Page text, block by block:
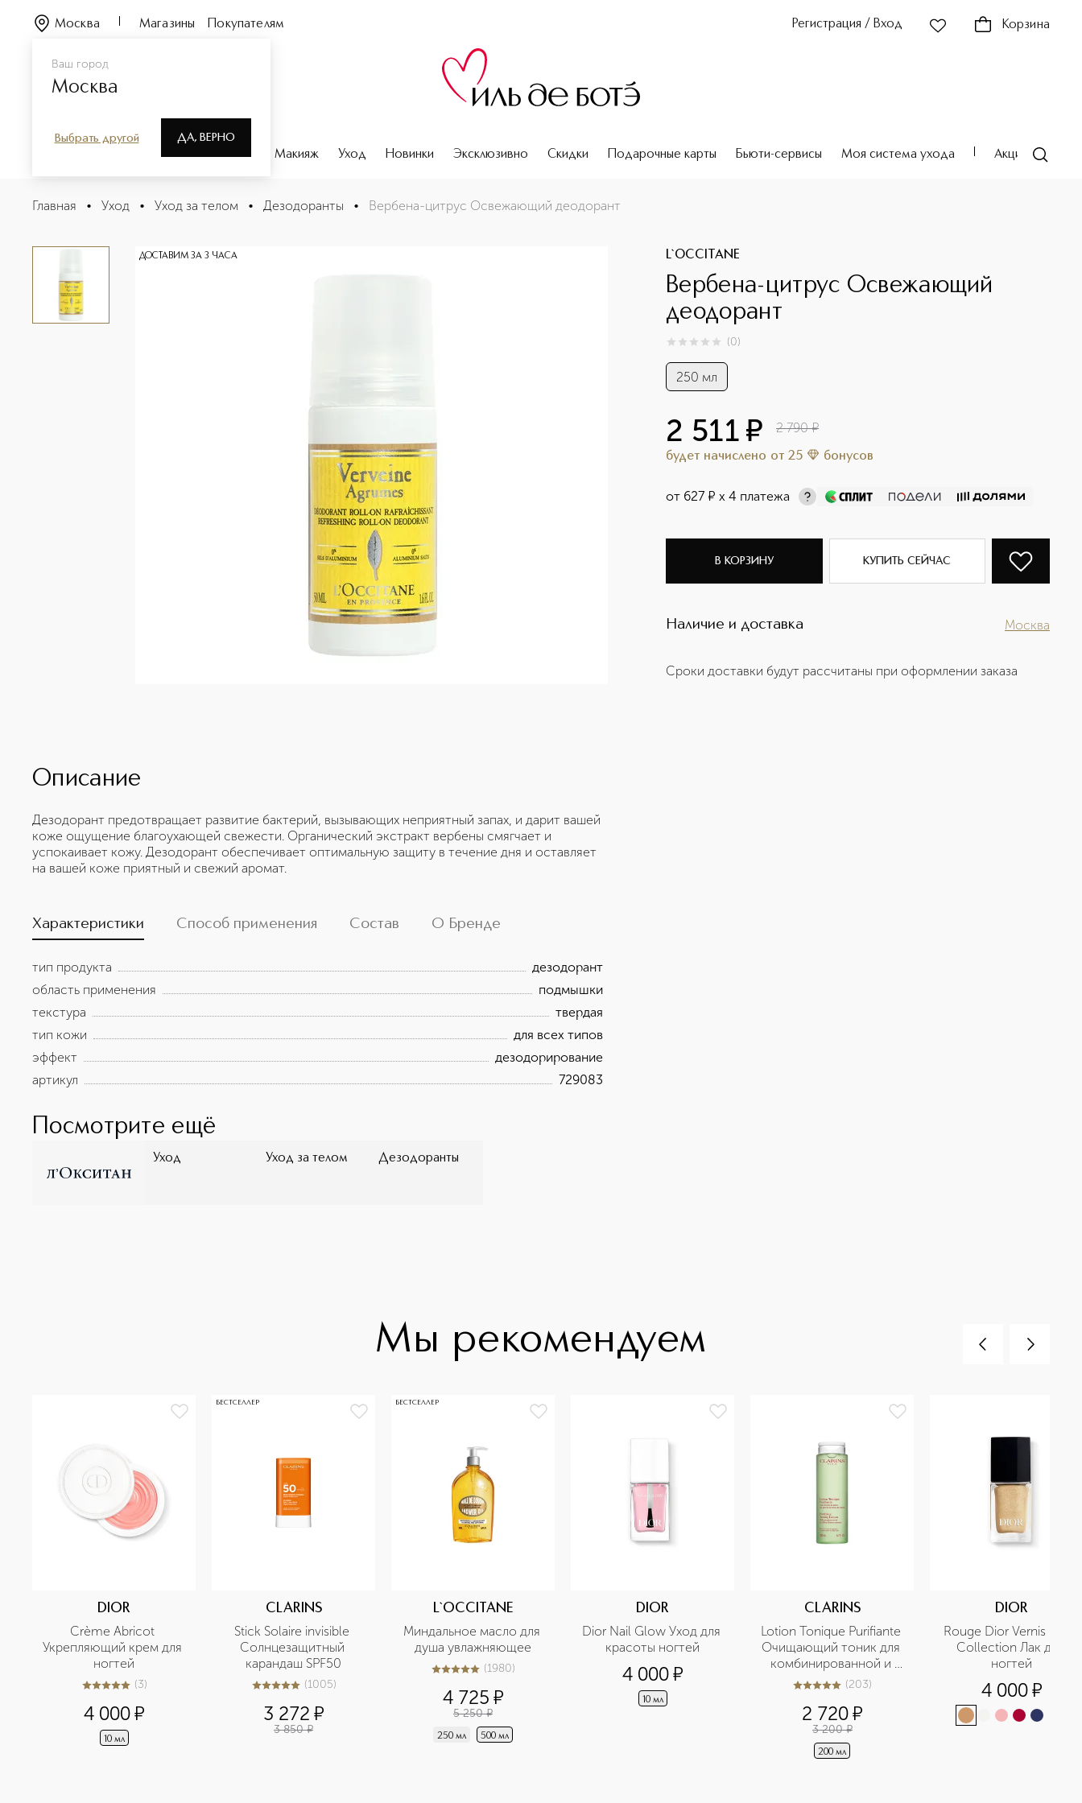
Ваш город
Москва
Выбрать другой ДА, ВЕРНО
Москва Магазины Покупателям Регистрация / Вход Корзина
Парфюмерия Макияж Уход Новинки Эксклюзивно Скидки Подарочные карты Бьюти-сервисы Моя система ухода Акции
Вербена-цитрус Освежающий деодорант
Описание
Главная • Уход • Уход за телом • Дезодоранты • Вербена-цитрус Освежающий деодорант
ДОСТАВИМ ЗА 3 ЧАСА L`OCCITANE
Вербена-цитрус Освежающий
деодорант
0из 0 (0)
250 мл
2 511 ¤ 2 790 ¤
будет начислено от 25 бонусов
от 627 ¤ х 4 платежа
В КОРЗИНУ КУПИТЬ СЕЙЧАС
Наличие и доставка Москва
Сроки доставки будут рассчитаны при оформлении заказа
Описание
Дезодорант предотвращает развитие бактерий, вызывающих неприятный запах, и дарит вашей
коже ощущение благоухающей свежести. Органический экстракт вербены смягчает и
успокаивает кожу. Дезодорант обеспечивает оптимальную защиту в течение дня и оставляет
на вашей коже приятный и свежий аромат.
Характеристики Способ применения Состав О Бренде
тип продукта
дезодорант
область применения
подмышки
текстура
твердая
тип кожи
для всех типов
эффект
дезодорирование
артикул
729083
Посмотрите ещё
Уход Уход за телом Дезодоранты
Мы рекомендуем
DIOR
Crème Abricot
Укрепляющий крем для
ногтей
5из 53 (3)
4 000¤
10 мл
БЕСТСЕЛЛЕР
CLARINS
Stick Solaire invisible
Солнцезащитный
карандаш SPF50
5из 51005 (1005)
3 272 ¤
3 850 ¤
БЕСТСЕЛЛЕР
L`OCCITANE
Миндальное масло для
душа увлажняющее
5из 51980 (1980)
4 725 ¤
5 250 ¤
250 мл 500 мл
DIOR
Dior Nail Glow Уход для
красоты ногтей
4 000¤
10 мл
CLARINS
Lotion Tonique Purifiante
Очищающий тоник для
комбинированной и
жирной кожи
5из 5203 (203)
2 720¤
3 200 ¤
200 мл
DIOR
Rouge Dior Vernis Buzz
Collection Лак для
ногтей
4 000¤